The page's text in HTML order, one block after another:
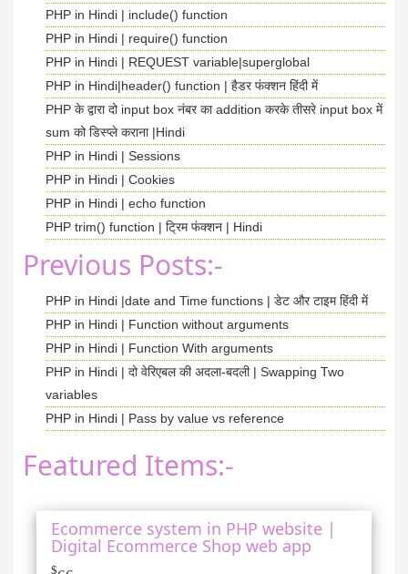
PHP in Hindi | include() function
PHP in Hindi | require() function
PHP in Hindi | REQUEST variable|superglobal
PHP in Hindi|header() function | हैडर फंक्शन हिंदी में
PHP के द्वारा दो input box नंबर का addition करके तीसरे input box में
sum को डिस्प्ले कराना |Hindi
PHP in Hindi | Sessions
PHP in Hindi | Cookies
PHP in Hindi | echo function
PHP trim() function | ट्रिम फंक्शन | Hindi
Previous Posts:-
PHP in Hindi |date and Time functions | डेट और टाइम हिंदी में
PHP in Hindi | Function without arguments
PHP in Hindi | Function With arguments
PHP in Hindi | दो वेरिएबल की अदला-बदली | Swapping Two
variables
PHP in Hindi | Pass by value vs reference
Featured Items:-
Ecommerce system in PHP website |
Digital Ecommerce Shop web app
$